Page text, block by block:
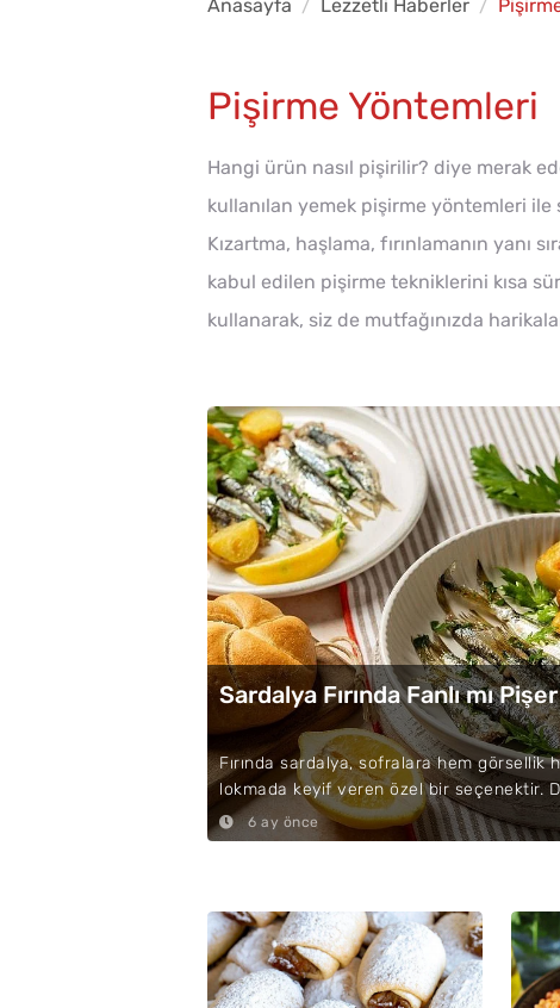
Anasayfa Lezzetli Haberler
Pişirme Yöntemleri
Hangi ürün nasıl pişirilir? diye merak
kullanılan yemek pişirme yöntemleri ile
Kızartma, haşlama, fırınlamanın yanı
kabul edilen pişirme tekniklerini kısa
kullanarak, siz de mutfağınızda
Sardalya Fırında Fanlı mı
Fırında sardalya, sofralara hem görsellik
lokmada keyif veren özel bir seçenektir.
6 ay önce